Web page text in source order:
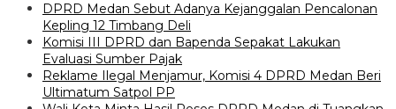
DPRD Medan Sebut Adanya Kejanggalan Pencalonan
Kepling 12 Timbang Deli
Komisi III DPRD dan Bapenda Sepakat Lakukan
Evaluasi Sumber Pajak
Reklame Ilegal Menjamur, Komisi 4 DPRD Medan Beri
Ultimatum Satpol PP